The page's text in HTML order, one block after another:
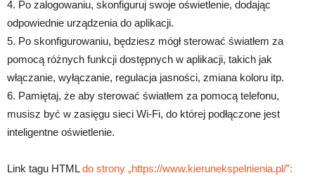
4. Po zalogowaniu, skonfiguruj swoje oświetlenie, dodając
odpowiednie urządzenia do aplikacji.
5. Po skonfigurowaniu, będziesz mógł sterować światłem za
pomocą różnych funkcji dostępnych w aplikacji, takich jak
włączanie, wyłączanie, regulacja jasności, zmiana koloru itp.
6. Pamiętaj, że aby sterować światłem za pomocą telefonu,
musisz być w zasięgu sieci Wi-Fi, do której podłączone jest
inteligentne oświetlenie.
Link tagu HTMLdo strony „https://www.kierunekspelnienia.pl/”: